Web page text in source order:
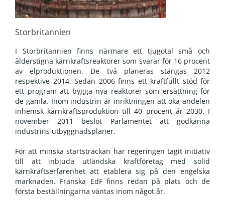
Storbritannien
I Storbritannien finns närmare ett tjugotal små och
ålderstigna kärnkraftsreaktorer som svarar för 16 procent
av elproduktionen. De två planeras stängas 2012
respektive 2014. Sedan 2006 finns ett kraftfullt stöd för
ett program att bygga nya reaktorer som ersättning för
de gamla. Inom industrin är inriktningen att öka andelen
inhemsk kärnkraftsproduktion till 40 procent år 2030. I
november 2011 beslöt Parlamentet att godkänna
industrins utbyggnadsplaner.
För att minska startsträckan har regeringen tagit initiativ
till att inbjuda utländska kraftföretag med solid
kärnkraftserfarenhet att etablera sig på den engelska
marknaden. Franska EdF finns redan på plats och de
första beställningarna väntas inom något år.